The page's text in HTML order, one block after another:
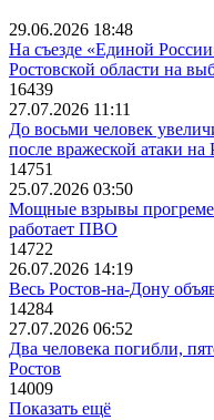
29.06.2026 18:48
На съезде «Единой
Ростовской области на
16439
27.07.2026 11:11
До восьми человек
после вражеской атаки на
14751
25.07.2026 03:50
Мощные взрывы
работает ПВО
14722
26.07.2026 14:19
Весь Ростов-на-Дону
14284
27.07.2026 06:52
Два человека погибли,
Ростов
14009
Показать ещё